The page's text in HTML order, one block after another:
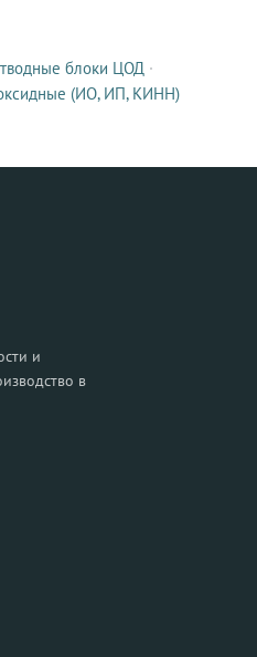
блоки ЦОД ·
(ИО, ИП, КИНН)
и
в